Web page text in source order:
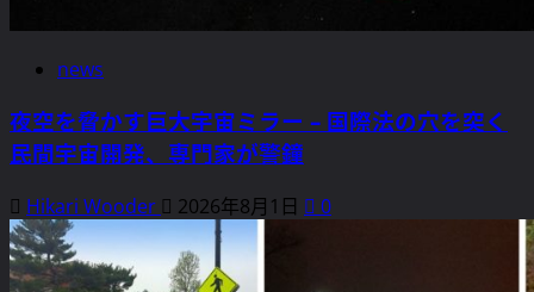
news
夜空を脅かす巨大宇宙ミラー – 国際法の穴を突く
民間宇宙開発、専門家が警鐘
Hikari Wooder 2026年8月1日 0